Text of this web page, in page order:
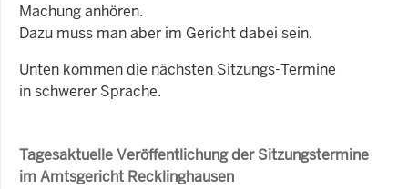
Machung anhören.
Dazu muss man aber im Gericht dabei sein.
Unten kommen die nächsten Sitzungs-Termine
in schwerer Sprache.
Tagesaktuelle Veröffentlichung der Sitzungstermine
im Amtsgericht Recklinghausen